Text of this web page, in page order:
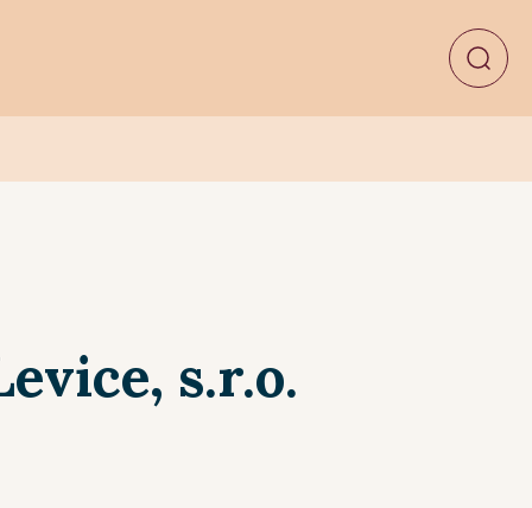
s.r.o.